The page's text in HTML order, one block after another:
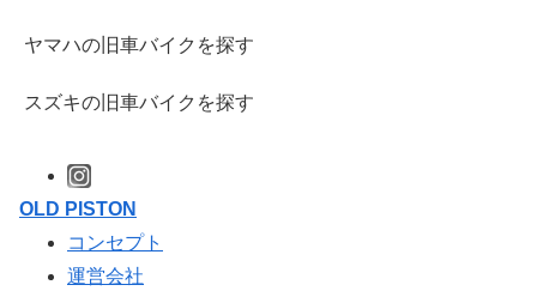
ヤマハの旧車バイクを探す
スズキの旧車バイクを探す
OLD PISTON
コンセプト
運営会社